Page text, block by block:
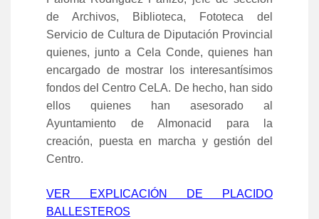
de Archivos, Biblioteca, Fototeca del
Servicio de Cultura de Diputación Provincial
quienes, junto a Cela Conde, quienes han
encargado de mostrar los interesantísimos
fondos del Centro CeLA. De hecho, han sido
ellos quienes han asesorado al
Ayuntamiento de Almonacid para la
creación, puesta en marcha y gestión del
Centro.
VER EXPLICACIÓN DE PLACIDO
BALLESTEROS